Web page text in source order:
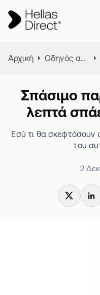
Αρχική Οδηγός ασφάλειας αυτοκινήτου
Σπάσιμο
λεπτά
Εσύ τι θα σκεφτόσουν
του
2
X